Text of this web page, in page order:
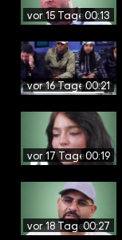
vor 15 Tagen00:13
vor 16 Tagen00:21
vor 17 Tagen00:19
vor 18 Tagen00:27